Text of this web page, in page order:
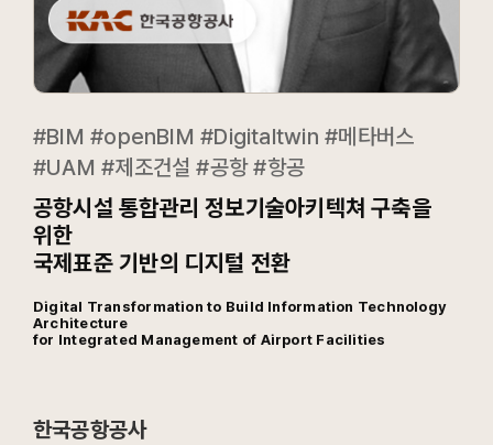
#BIM #openBIM #Digitaltwin #메타버스
#UAM #제조건설 #공항 #항공
공항시설 통합관리 정보기술아키텍쳐 구축을
위한
국제표준 기반의 디지털 전환
Digital Transformation to Build Information Technology
Architecture
for Integrated Management of Airport Facilities
한국공항공사